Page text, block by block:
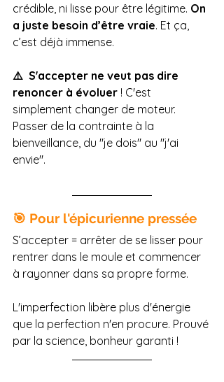
crédible, ni lisse pour être légitime. On
a juste besoin d’être vraie. Et ça,
c’est déjà immense.
⚠️ S'accepter ne veut pas dire
renoncer à évoluer ! C'est
simplement changer de moteur.
Passer de la contrainte à la
bienveillance, du "je dois" au "j'ai
envie".
🎯 Pour l'épicurienne pressée
S’accepter = arrêter de se lisser pour
rentrer dans le moule et commencer
à rayonner dans sa propre forme.
L'imperfection libère plus d'énergie
que la perfection n'en procure. Prouvé
par la science, bonheur garanti !